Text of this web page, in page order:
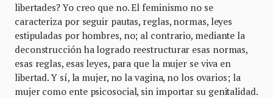
libertades? Yo creo que no. El feminismo no se
caracteriza por seguir pautas, reglas, normas, leyes
estipuladas por hombres, no; al contrario, mediante la
deconstrucción ha logrado reestructurar esas normas,
esas reglas, esas leyes, para que la mujer se viva en
libertad. Y sí, la mujer, no la vagina, no los ovarios; la
mujer como ente psicosocial, sin importar su genitalidad.